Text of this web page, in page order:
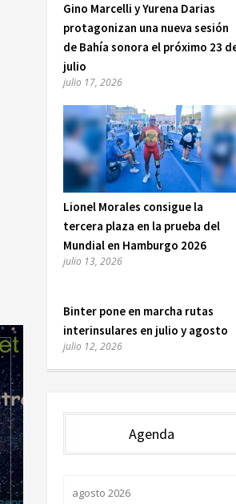
Gino Marcelli y Yurena Darias
protagonizan una nueva sesión
de Bahía sonora el próximo 23
julio
julio 17, 2026
Lionel Morales consigue la
tercera plaza en la prueba del
Mundial en Hamburgo 2026
julio 13, 2026
Binter pone en marcha rutas
interinsulares en julio y agosto
julio 12, 2026
Agenda
agosto 2026